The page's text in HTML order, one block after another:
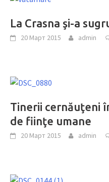
La Crasna şi-a
20 Март 2015 admin
Tinerii cernăuţeni
de fiinţe umane
20 Март 2015 admin